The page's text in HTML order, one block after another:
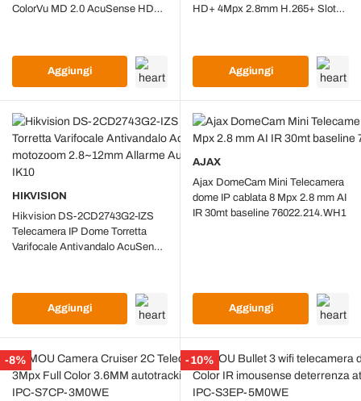
ColorVu MD 2.0 AcuSense HD+
Aggiungi
HD+ 4Mpx 2.8mm H.265+ Slot
Aggiungi
HIKVISION
Hikvision DS-2CD2743G2-IZS
Telecamera IP Dome Torretta
Varifocale Antivandalo AcuSense
IK10
Aggiungi
AJAX
Ajax DomeCam Mini Telecamera
dome IP cablata 8 Mpx 2.8 mm AI
IR 30mt baseline 76022.214.WH1
Aggiungi
-8% -10%